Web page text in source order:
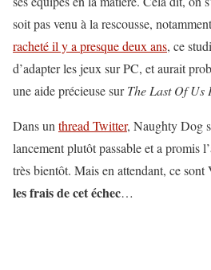
soit pas venu à la rescousse,
racheté il y a presque deux ans, ce
d’adapter les jeux sur PC, et aurait
une aide précieuse surThe Last Of Us
Dans un thread Twitter, Naughty Dog
lancement plutôt passable et a promis
très bientôt. Mais en attendant, ce sont
les frais de cet échec…